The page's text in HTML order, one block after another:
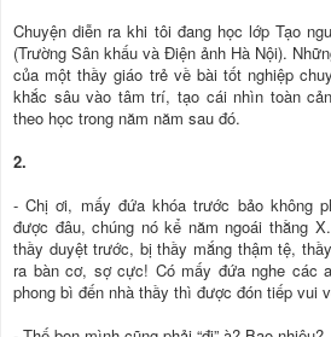
Chuyện diễn ra khi tôi đang học lớp Tạo
(Trường Sân khấu và Điện ảnh Hà Nội).
của một thầy giáo trẻ về bài tốt nghiệp
khắc sâu vào tâm trí, tạo cái nhìn toàn
theo học trong năm năm sau đó.
2.
- Chị ơi, mấy đứa khóa trước bảo không
được đâu, chúng nó kể năm ngoái thằng
thầy duyệt trước, bị thầy mắng thậm tệ,
ra bàn cơ, sợ cực! Có mấy đứa nghe các
phong bì đến nhà thầy thì được đón tiếp vui